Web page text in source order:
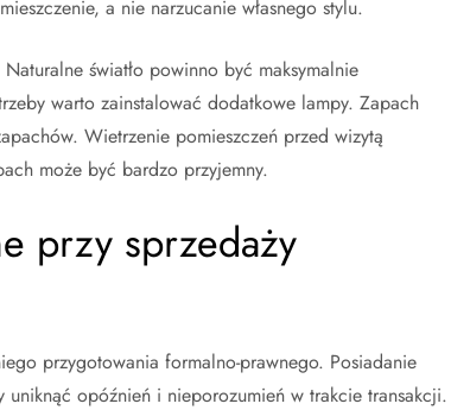
a nie narzucanie własnego stylu.
światło powinno być maksymalnie
warto zainstalować dodatkowe lampy. Zapach
Wietrzenie pomieszczeń przed wizytą
może być bardzo przyjemny.
przy sprzedaży
przygotowania formalno-prawnego. Posiadanie
opóźnień i nieporozumień w trakcie transakcji.